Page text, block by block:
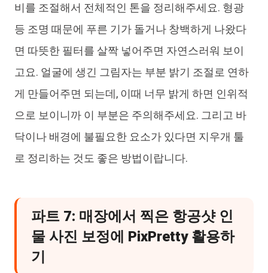
비를 조절해서 전체적인 톤을 정리해주세요. 형광
등 조명 때문에 푸른 기가 돌거나 창백하게 나왔다
면 따뜻한 필터를 살짝 넣어주면 자연스러워 보이
고요. 얼굴에 생긴 그림자는 부분 밝기 조절로 연하
게 만들어주면 되는데, 이때 너무 밝게 하면 인위적
으로 보이니까 이 부분은 주의해주세요. 그리고 바
닥이나 배경에 불필요한 요소가 있다면 지우개 툴
로 정리하는 것도 좋은 방법이랍니다.
파트 7: 매장에서 찍은 항공샷 인
물 사진 보정에 PixPretty 활용하
기